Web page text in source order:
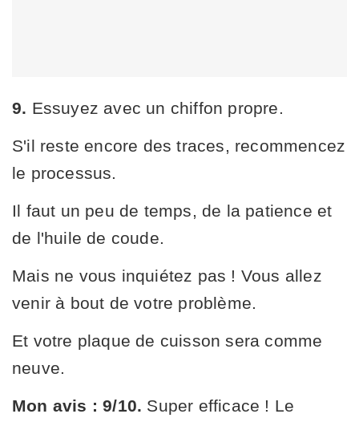
9. Essuyez avec un chiffon propre.
S'il reste encore des traces, recommencez
le processus.
Il faut un peu de temps, de la patience et
de l'huile de coude.
Mais ne vous inquiétez pas ! Vous allez
venir à bout de votre problème.
Et votre plaque de cuisson sera comme
neuve.
Mon avis : 9/10. Super efficace ! Le